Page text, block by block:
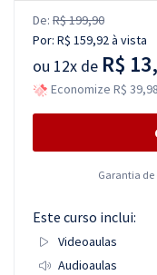
De: R$ 199,90
Por: R$ 159,92à vista
ou 12x de R$
Economize R$
Garantia de
Este curso inclui:
Videoaulas
Audioaulas